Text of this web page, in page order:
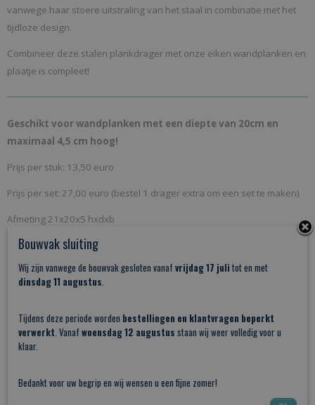
20 x 5 x 21 cm
vanwege haar stoere uitstraling van het staal in combinatie met het
tijdloze design.
Combineer deze stalen plankdrager met onze eiken wandplanken en
plaatje is compleet!
Geschikt voor wandplanken met een diepte van 20cm en
maximaal 4,5 cm hoog!
Prijs per stuk: 13,50 euro
Prijs per set: 27,00 euro (bestel 1 drager extra om een set te maken)
Afmeting 21x20x5 hxdxb
Inclusief bevestigingsschroeven.
Kleur zwart fijnstructuur gepoedercoat.
Optioneel:
extra plankdrager voor langere wandplanken
Bouwvak sluiting
Wij zijn vanwege de bouwvak gesloten vanaf vrijdag 17 juli tot en met
dinsdag 11 augustus.
Tijdens deze periode worden bestellingen en klantvragen beperkt
verwerkt. Vanaf woensdag 12 augustus staan wij weer volledig voor u
klaar.
Bedankt voor uw begrip en wij wensen u een fijne zomer!